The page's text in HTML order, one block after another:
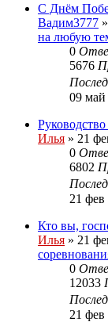
С Днём
Вадим3777 »
на любую
0
5676
09 май
Руководство
Илья » 21
0
6802
21 фев
Кто вы,
Илья » 21
0
12033
21 фев